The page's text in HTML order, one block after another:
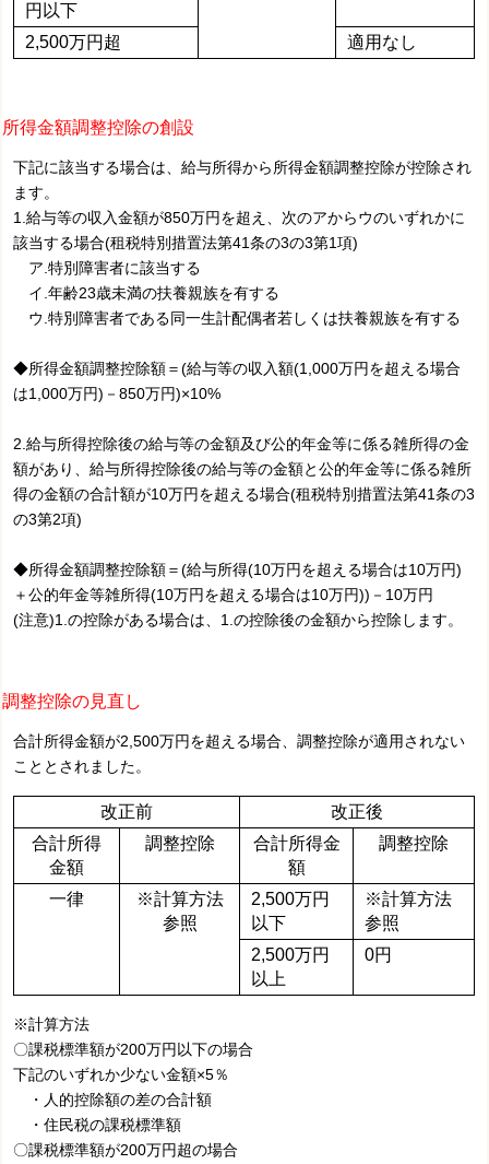
円以下
2,500万円超 適用なし
所得金額調整控除の創設
下記に該当する場合は、給与所得から所得金額調整控除が控除され
ます。
1.給与等の収入金額が850万円を超え、次のアからウのいずれかに
該当する場合(租税特別措置法第41条の3の3第1項)
ア.特別障害者に該当する
イ.年齢23歳未満の扶養親族を有する
ウ.特別障害者である同一生計配偶者若しくは扶養親族を有する
◆所得金額調整控除額＝(給与等の収入額(1,000万円を超える場合
は1,000万円)－850万円)×10%
2.給与所得控除後の給与等の金額及び公的年金等に係る雑所得の金
額があり、給与所得控除後の給与等の金額と公的年金等に係る雑所
得の金額の合計額が10万円を超える場合(租税特別措置法第41条の3
の3第2項)
◆所得金額調整控除額＝(給与所得(10万円を超える場合は10万円)
＋公的年金等雑所得(10万円を超える場合は10万円))－10万円
(注意)1.の控除がある場合は、1.の控除後の金額から控除します。
調整控除の見直し
合計所得金額が2,500万円を超える場合、調整控除が適用されない
こととされました。
改正前
改正後
合計所得
金額
調整控除
合計所得金
額
調整控除
一律
※計算方法
参照
2,500万円
以下
※計算方法
参照
2,500万円
以上
0円
※計算方法
〇課税標準額が200万円以下の場合
下記のいずれか少ない金額×5％
・人的控除額の差の合計額
・住民税の課税標準額
〇課税標準額が200万円超の場合